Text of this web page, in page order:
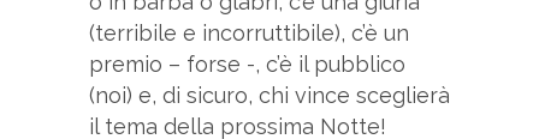
(terribile e incorruttibile), c’è un
premio – forse -, c’è il pubblico
(noi) e, di sicuro, chi vince sceglierà
il tema della prossima Notte!